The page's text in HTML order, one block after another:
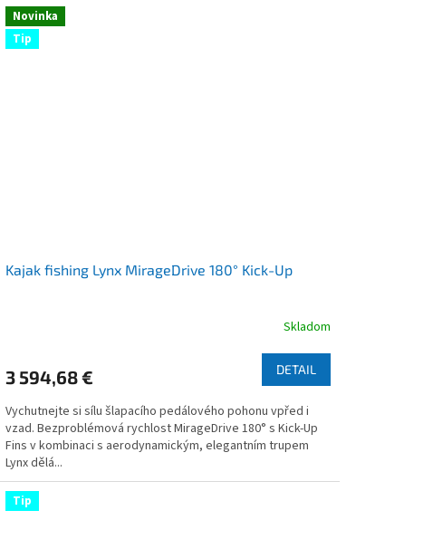
Novinka
Tip
Kajak fishing Lynx MirageDrive 180° Kick-Up
je
z
5
hviezdičiek.
Skladom
3 594,68 € DETAIL
Vychutnejte si sílu šlapacího pedálového pohonu vpřed i
vzad. Bezproblémová rychlost MirageDrive 180° s Kick-Up
Fins v kombinaci s aerodynamickým, elegantním trupem
Lynx dělá...
Tip